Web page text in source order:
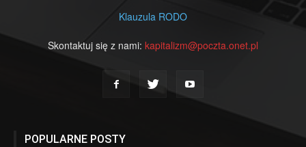
Klauzula RODO
Skontaktuj się z nami: kapitalizm@poczta.onet.pl
POPULARNE POSTY